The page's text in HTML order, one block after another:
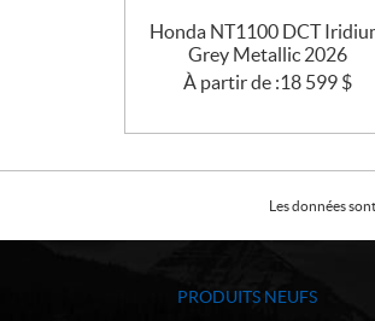
Honda NT1100 DCT
Grey Metallic 2026
À partir de :18 599 $
Les données
PRODUITS NEUFS